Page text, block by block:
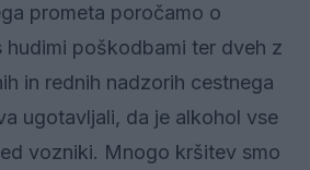
prometa poročamo o
hudimi poškodbami ter dveh z
in rednih nadzorih cestnega
ugotavljali, da je alkohol vse
vozniki. Mnogo kršitev smo